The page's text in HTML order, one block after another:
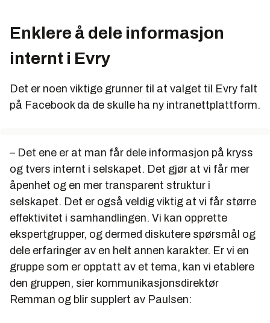
Enklere å dele informasjon
internt i Evry
Det er noen viktige grunner til at valget til Evry falt
på Facebook da de skulle ha ny intranettplattform.
– Det ene er at man får dele informasjon på kryss
og tvers internt i selskapet. Det gjør at vi får mer
åpenhet og en mer transparent struktur i
selskapet. Det er også veldig viktig at vi får større
effektivitet i samhandlingen. Vi kan opprette
ekspertgrupper, og dermed diskutere spørsmål og
dele erfaringer av en helt annen karakter. Er vi en
gruppe som er opptatt av et tema, kan vi etablere
den gruppen, sier kommunikasjonsdirektør
Remman og blir supplert av Paulsen: